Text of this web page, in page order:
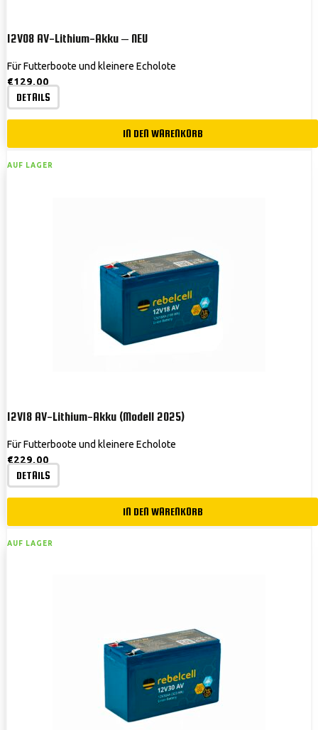
12V08 AV-Lithium-Akku – NEU
Für Futterboote und kleinere Echolote
€129,00
DETAILS
IN DEN WARENKORB
AUF LAGER
12V18 AV-Lithium-Akku (Modell 2025)
Für Futterboote und kleinere Echolote
€229,00
DETAILS
IN DEN WARENKORB
AUF LAGER